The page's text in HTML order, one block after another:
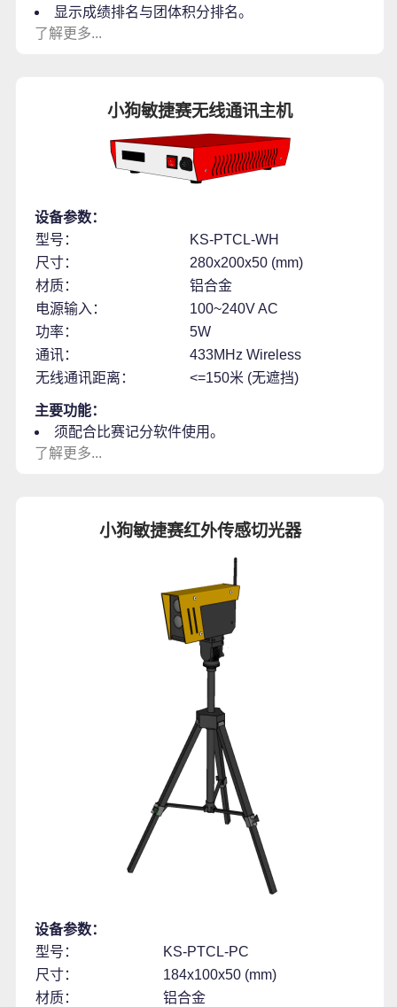
显示成绩排名与团体积分排名。
了解更多...
小狗敏捷赛无线通讯主机
设备参数：
型号：
KS-PTCL-WH
尺寸：
280x200x50 (mm)
材质：
铝合金
电源输入：
100~240V AC
功率：
5W
通讯：
433MHz Wireless
无线通讯距离：
<=150米 (无遮挡)
主要功能：
须配合比赛记分软件使用。
了解更多...
小狗敏捷赛红外传感切光器
设备参数：
型号：
KS-PTCL-PC
尺寸：
184x100x50 (mm)
材质：
铝合金